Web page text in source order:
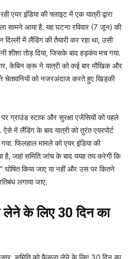
एयर इंडिया की फ्लाइट में एक यात्री द्वारा
सामने आया है. यह घटना रविवार (7 जून) की
दिल्ली में लैंडिंग की तैयारी कर रहा था, उसी
शीशा तोड़ दिया, जिसके बाद हड़कंप मच गया.
केबिन क्रू ने यात्री को कई बार मौखिक और
चेतावनियों को नजरअंदाज करते हुए खिड़की
पर ग्राउंड स्टाफ और सुरक्षा एजेंसियों को पहले
में लैंडिंग के बाद यात्री को तुरंत एयरपोर्ट
गया. फिलहाल मामले को एयर इंडिया की
है, जहां समिति जांच के बाद ययह तय करेगी कि
घोषित किया जाए या नहीं और उस पर कितने
लगाया जाए.
लेने के लिए 30 दिन का